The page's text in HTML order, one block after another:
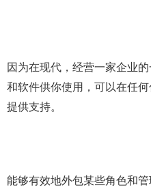
因为在现代，经营一家企业
和软件供你使用，可以在任
提供支持。
能够有效地外包某些角色和